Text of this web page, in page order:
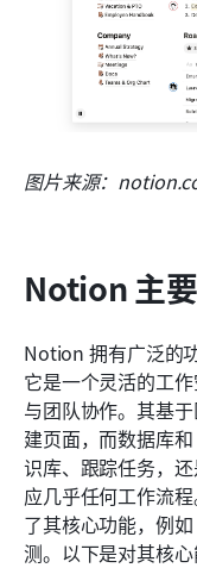
图片来源：
Notion 主
Notion 拥有广泛的
它是一个灵活的工作
与团队协作。其基
建页面，而数据库
识库、跟踪任务，
应几乎任何工作流
了其核心功能，例
测。以下是对其核心